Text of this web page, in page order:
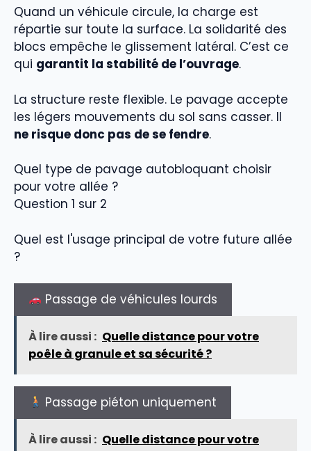
Quand un véhicule circule, la charge est
répartie sur toute la surface. La solidarité des
blocs empêche le glissement latéral. C’est ce
qui garantit la stabilité de l’ouvrage.
La structure reste flexible. Le pavage accepte
les légers mouvements du sol sans casser. Il
ne risque donc pas de se fendre.
Quel type de pavage autobloquant choisir
pour votre allée ?
Question 1 sur 2
Quel est l'usage principal de votre future allée
?
Passage de véhicules lourds
À lire aussi : Quelle distance pour votre
poêle à granule et sa sécurité ?
Passage piéton uniquement
À lire aussi : Quelle distance pour votre